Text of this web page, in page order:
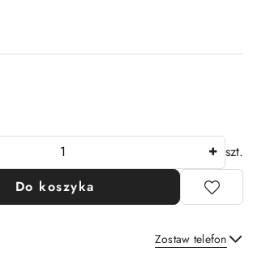
szt.
Do koszyka
Zostaw telefon